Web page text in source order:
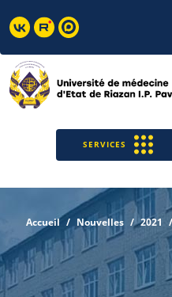
SERVICES
Accueil Nouvelles 2021